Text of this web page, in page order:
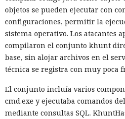
objetos se pueden ejecutar con
configuraciones, permitir la
sistema operativo. Los atacantes
compilaron el conjunto khunt
base, sin alojar archivos en el
técnica se registra con muy poca
El conjunto incluía varios
cmd.exe y ejecutaba comandos
mediante consultas SQL.